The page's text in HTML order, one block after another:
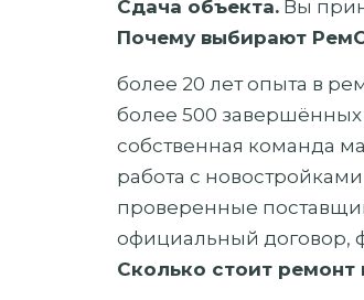
Сдача объекта. Вы
Почему выбирают
более 20 лет опыта в
более 500 завершённых
собственная команда
работа с
проверенные
официальный договор,
Сколько стоит